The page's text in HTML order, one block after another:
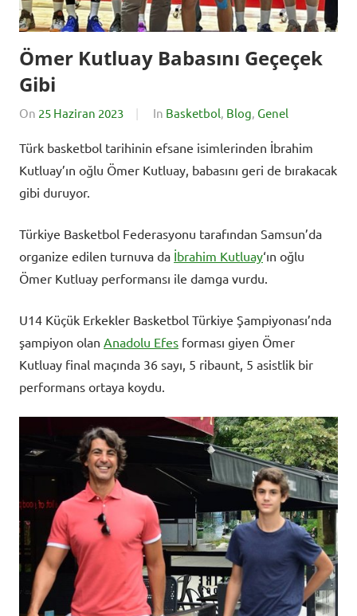
Ömer Kutluay Babasını Geçeçek
Gibi
On 25 Haziran 2023
By
In Basketbol, Blog, Genel
Türk basketbol tarihinin efsane isimlerinden İbrahim
Kutluay’ın oğlu Ömer Kutluay, babasını geri de bırakacak
gibi duruyor.
Türkiye Basketbol Federasyonu tarafından Samsun’da
organize edilen turnuva da İbrahim Kutluay‘ın oğlu
Ömer Kutluay performansı ile damga vurdu.
U14 Küçük Erkekler Basketbol Türkiye Şampiyonası’nda
şampiyon olan Anadolu Efes forması giyen Ömer
Kutluay final maçında 36 sayı, 5 ribaunt, 5 asistlik bir
performans ortaya koydu.